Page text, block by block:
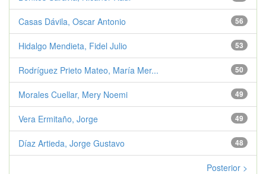
56
Casas Dávila, Oscar Antonio
53
Hidalgo Mendieta, Fidel Julio
50
Rodríguez Prieto Mateo, María Mer...
49
Morales Cuellar, Mery Noemi
49
Vera Ermitaño, Jorge
48
Díaz Artieda, Jorge Gustavo
Posterior >